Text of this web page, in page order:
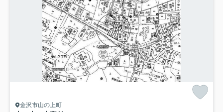
金沢市山の上町